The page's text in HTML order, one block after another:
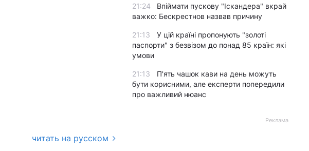
читать на русском
21:24
Впіймати пускову "Іскандера" вкрай
важко: Бескрестнов назвав причину
21:13
У цій країні пропонують "золоті
паспорти" з безвізом до понад 85 країн: які
умови
21:13
П'ять чашок кави на день можуть
бути корисними, але експерти попередили
про важливий нюанс
Реклама